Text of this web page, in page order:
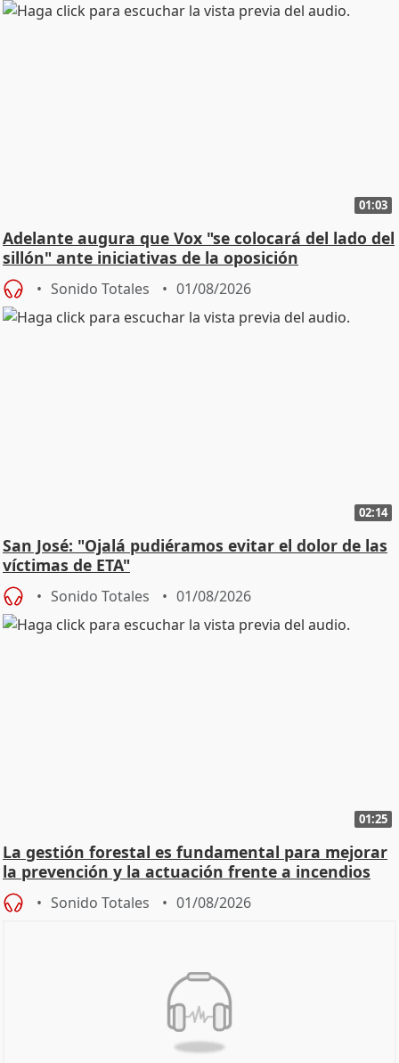
01:03
Adelante augura que Vox "se colocará del lado del
sillón" ante iniciativas de la oposición
Sonido Totales 01/08/2026
02:14
San José: "Ojalá pudiéramos evitar el dolor de las
víctimas de ETA"
Sonido Totales 01/08/2026
01:25
La gestión forestal es fundamental para mejorar
la prevención y la actuación frente a incendios
Sonido Totales 01/08/2026